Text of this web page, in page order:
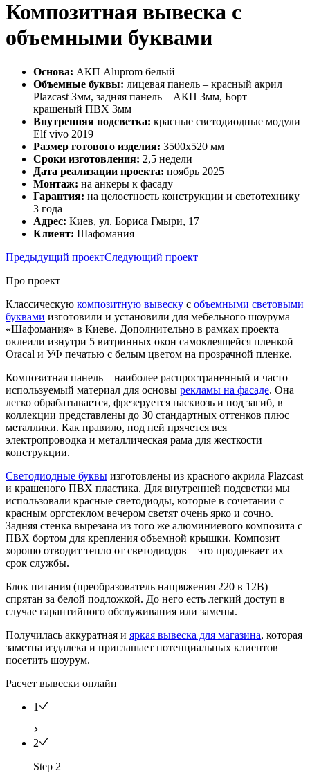
Композитная вывеска с
объемными буквами
Основа: АКП Aluprom белый
Объемные буквы: лицевая панель – красный акрил
Plazcast 3мм, задняя панель – АКП 3мм, Борт –
крашеный ПВХ 3мм
Внутренняя подсветка: красные светодиодные модули
Elf vivo 2019
Размер готового изделия: 3500х520 мм
Сроки изготовления: 2,5 недели
Дата реализации проекта: ноябрь 2025
Монтаж: на анкеры к фасаду
Гарантия: на целостность конструкции и светотехнику
3 года
Адрес: Киев, ул. Бориса Гмыри, 17
Клиент: Шафомания
Предыдущий проектСледующий проект
Про проект
Классическую композитную вывеску с объемными световыми
буквами изготовили и установили для мебельного шоурума
«Шафомания» в Киеве. Дополнительно в рамках проекта
оклеили изнутри 5 витринных окон самоклеящейся пленкой
Oracal и УФ печатью с белым цветом на прозрачной пленке.
Композитная панель – наиболее распространенный и часто
используемый материал для основы рекламы на фасаде. Она
легко обрабатывается, фрезеруется насквозь и под загиб, в
коллекции представлены до 30 стандартных оттенков плюс
металлики. Как правило, под ней прячется вся
электропроводка и металлическая рама для жесткости
конструкции.
Светодиодные буквы изготовлены из красного акрила Plazcast
и крашеного ПВХ пластика. Для внутренней подсветки мы
использовали красные светодиоды, которые в сочетании с
красным оргстеклом вечером светят очень ярко и сочно.
Задняя стенка вырезана из того же алюминиевого композита с
ПВХ бортом для крепления объемной крышки. Композит
хорошо отводит тепло от светодиодов – это продлевает их
срок службы.
Блок питания (преобразователь напряжения 220 в 12В)
спрятан за белой подложкой. До него есть легкий доступ в
случае гарантийного обслуживания или замены.
Получилась аккуратная и яркая вывеска для магазина, которая
заметна издалека и приглашает потенциальных клиентов
посетить шоурум.
Расчет вывески онлайн
1
2
Step 2